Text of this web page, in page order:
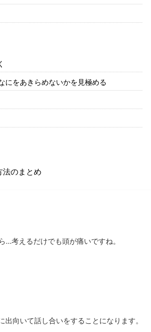
をあきらめないかを見極める
法のまとめ
考えるだけでも頭が痛いですね。
出向いて話し合いをすることになります。